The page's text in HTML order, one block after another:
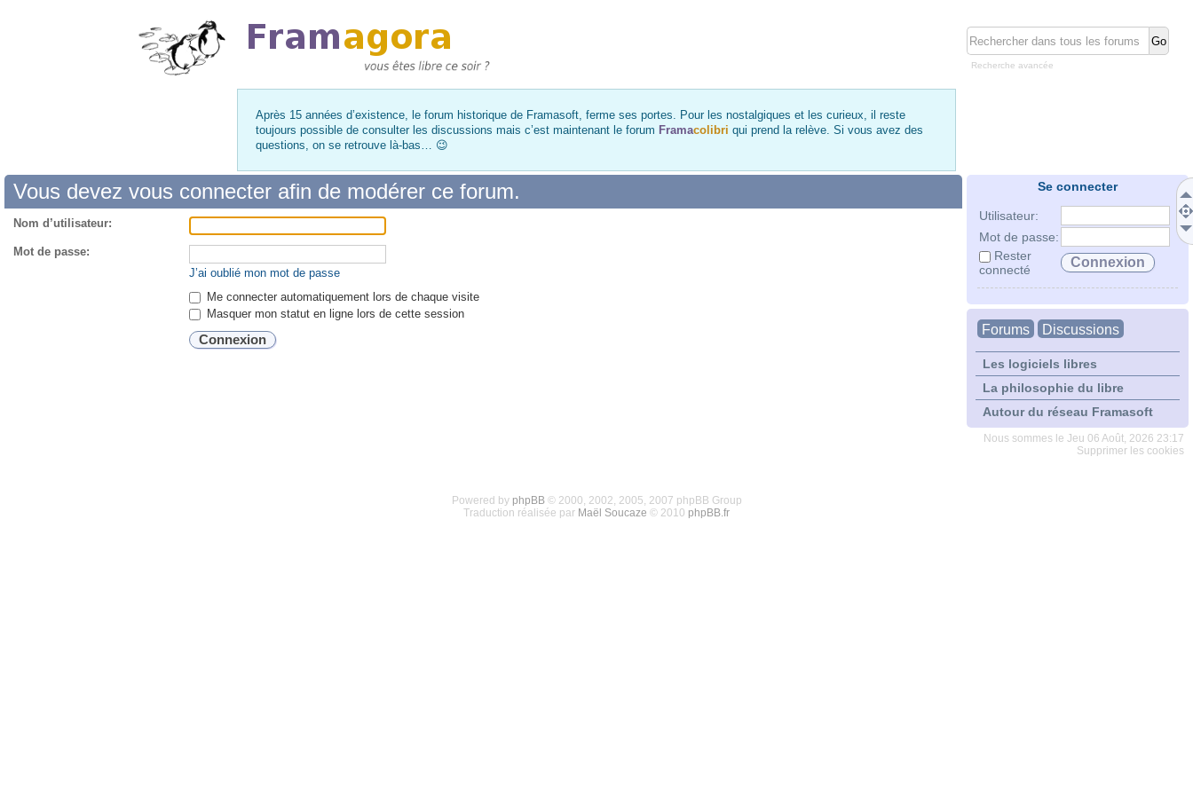
Recherche avancée
Après 15 années d’existence, le forum historique de Framasoft, ferme ses portes. Pour les nostalgiques et les curieux, il reste
toujours possible de consulter les discussions mais c’est maintenant le forum Framacolibri qui prend la relève. Si vous avez des
questions, on se retrouve là-bas… 😉
Se connecter
Utilisateur:
Mot de passe:
Rester
connecté
Forums Discussions
Les logiciels libres
La philosophie du libre
Autour du réseau Framasoft
Nous sommes le Jeu 06 Août, 2026 23:17
Supprimer les cookies
Vous devez vous connecter afin de modérer ce forum.
Nom d’utilisateur:
Mot de passe:
J’ai oublié mon mot de passe
Me connecter automatiquement lors de chaque visite
Masquer mon statut en ligne lors de cette session
Powered by phpBB© 2000, 2002, 2005, 2007 phpBB Group
Traduction réalisée par Maël Soucaze © 2010 phpBB.fr